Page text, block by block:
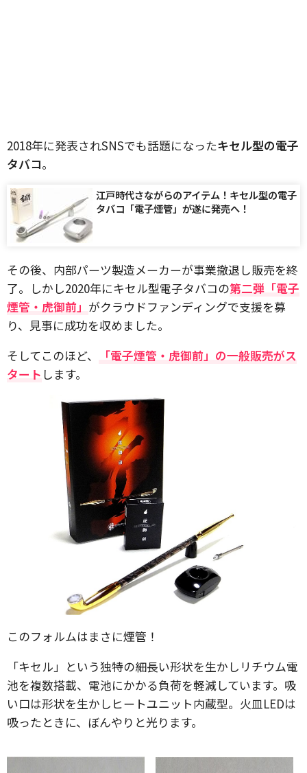
2018年に発表されSNSでも話題になったキセル型の電子
タバコ。
江戸時代さながらのアイテム！キセル型の電子
タバコ「電子煙管」が遂に発売へ！
その後、内部パーツ製造メーカーが事業撤退し販売を終
了。しかし2020年にキセル型電子タバコの第二弾「電子
煙管・虎御前」 がクラウドファンディングで支援を募
り、見事に成功を収めました。
そしてこのほど、
「電子煙管・虎御前」の一般販売がス
タート します。
このフォルムはまさに煙管！
「キセル」という独特の細長い形状を生かしリチウム電
池を複数搭載、電池にかかる負荷を軽減しています。吸
い口は形状を生かしヒートユニット内蔵型。火皿LEDは
吸ったときに、ぼんやりと光ります。